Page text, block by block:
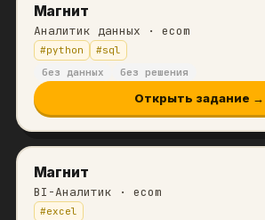
Магнит
Аналитик данных · ecom
#python #sql
без данных
без решения
Открыть задание →
Магнит
BI-Аналитик · ecom
#excel